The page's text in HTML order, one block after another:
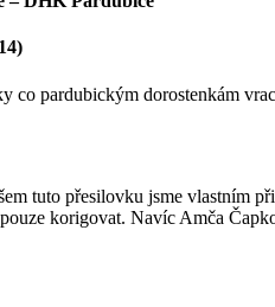
pardubickým dorostenkám
tuto přesilovku jsme vlastním
korigovat. Navíc Amča